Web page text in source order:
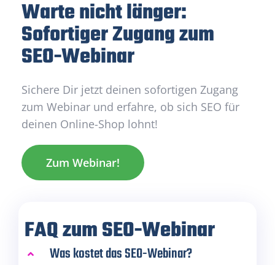
Warte nicht länger:
Sofortiger Zugang zum
SEO-Webinar
Sichere Dir jetzt deinen sofortigen Zugang
zum Webinar und erfahre, ob sich SEO für
deinen Online-Shop lohnt!
Zum Webinar!
FAQ zum SEO-Webinar
Was kostet das SEO-Webinar?